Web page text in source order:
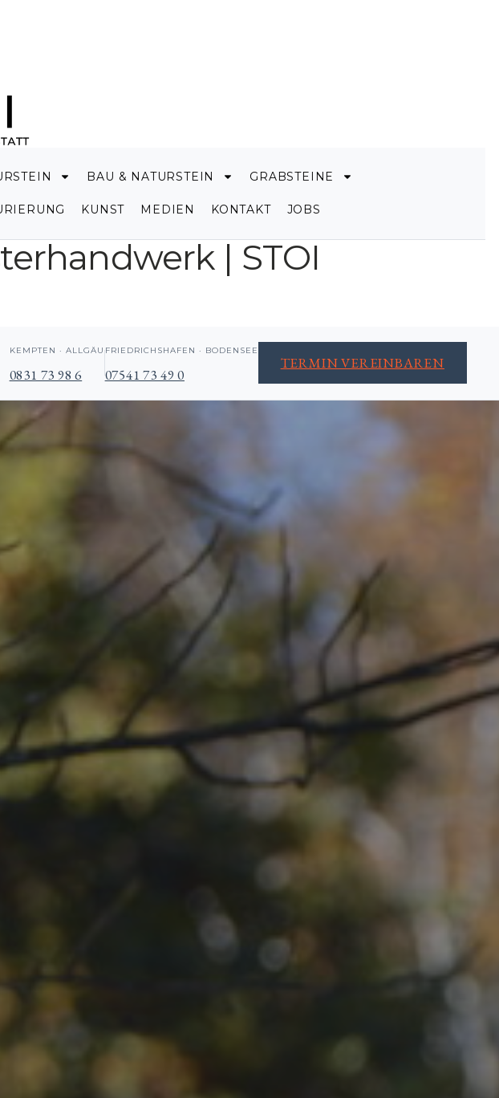
BAU & NATURSTEIN GRABSTEINE
KUNST MEDIEN KONTAKT JOBS
| STOI
KEMPTEN · ALLGÄU
0831 73 98 6
FRIEDRICHSHAFEN · BODENSEE
07541 73 49 0
TERMIN VEREINBAREN